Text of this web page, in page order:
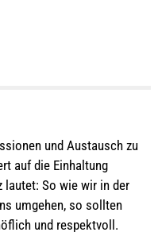
und Austausch zu
auf die Einhaltung
lautet: So wie wir in der
umgehen, so sollten
und respektvoll.